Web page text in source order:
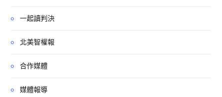
一起讀判決
北美智權報
合作媒體
媒體報導